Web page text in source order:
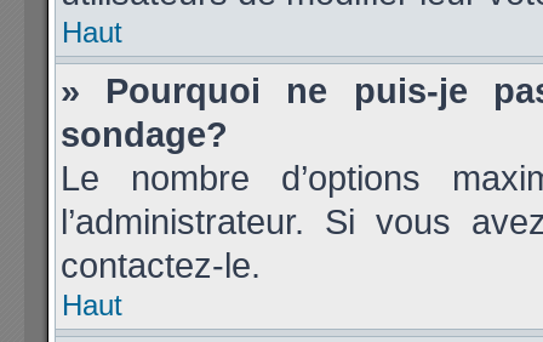
Haut
» Pourquoi ne puis-je
sondage?
Le nombre d’options
l’administrateur. Si vous
contactez-le.
Haut